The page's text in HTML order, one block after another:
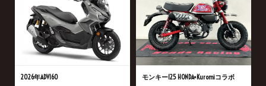
2026年ADV160 モンキー125 HONDA×Kuromiコラボ